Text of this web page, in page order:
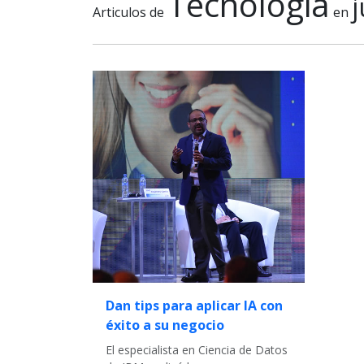
Articulos de en
Dan tips para aplicar IA con
éxito a su negocio
El especialista en Ciencia de Datos